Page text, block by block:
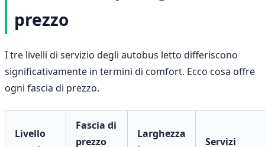
prezzo
I tre livelli di servizio degli autobus letto differiscono
significativamente in termini di comfort. Ecco cosa offre
ogni fascia di prezzo.
Livello
Fascia di
prezzo
Larghezza
Servizi